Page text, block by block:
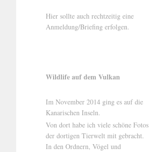
Hier sollte auch rechtzeitig eine
Anmeldung/Briefing erfolgen.
Wildlife auf dem Vulkan
Im November 2014 ging es auf die
Kanarischen Inseln.
Von dort habe ich viele schöne Fotos
der dortigen Tierwelt mit gebracht.
In den Ordnern, Vögel und